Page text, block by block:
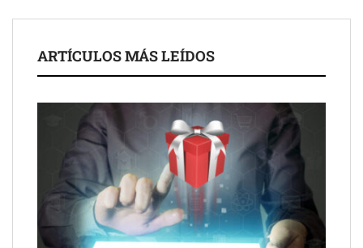
La luz roja, el nuevo aftersun, actúa en la recuperación de la piel
Eulalia Roig lanza ‘The Journal’, una revista digital mensual de
entrevistas y fotografía editorial
ARTÍCULOS MÁS LEÍDOS